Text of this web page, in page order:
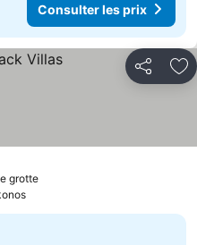
Consulter les prix
Partager
grotte